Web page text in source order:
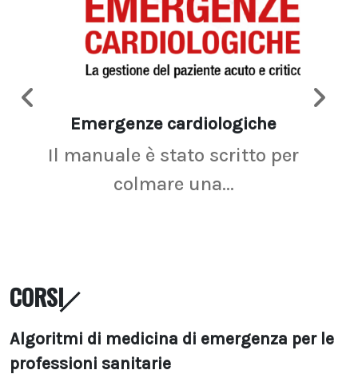
Emergenze cardiologiche
Il manuale è stato scritto per
colmare una...
CORSI
Algoritmi di medicina di emergenza per le
professioni sanitarie